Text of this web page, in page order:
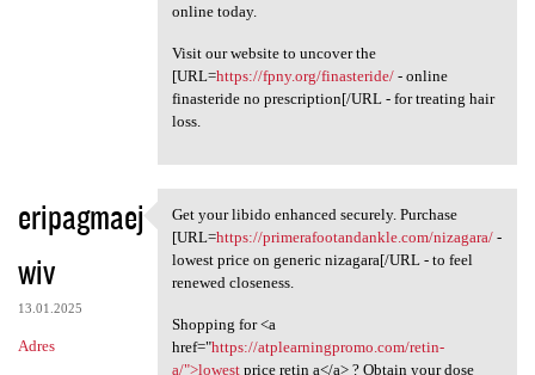
online today.
Visit our website to uncover the
[URL=https://fpny.org/finasteride/- online
finasteride no prescription[/URL - for treating hair
loss.
eripagmaej
wiv
13.01.2025
Adres
Get your libido enhanced
Get your libido enhanced securely. Purchase
[URL=https://primerafootandankle.com/nizagara/-
lowest price on generic nizagara[/URL - to feel
renewed closeness.
Shopping for <a
href="https://atplearningpromo.com/retin-
a/">lowestprice retin a</a> ? Obtain your dose